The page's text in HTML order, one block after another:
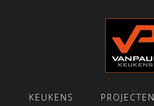
KEUKENS PROJECTEN